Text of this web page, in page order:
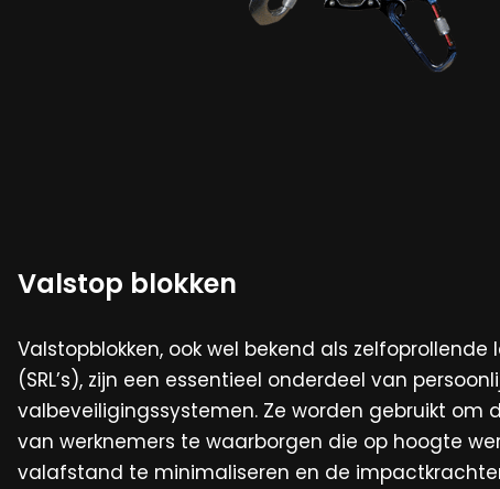
Valstop blokken
Valstopblokken, ook wel bekend als zelfoprollende
(SRL’s), zijn een essentieel onderdeel van
valbeveiligingssystemen. Ze worden gebruikt om
van werknemers te waarborgen die op hoogte
valafstand te minimaliseren en de